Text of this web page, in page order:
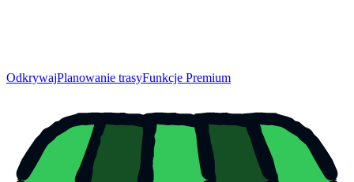
OdkrywajPlanowanie trasyFunkcje Premium